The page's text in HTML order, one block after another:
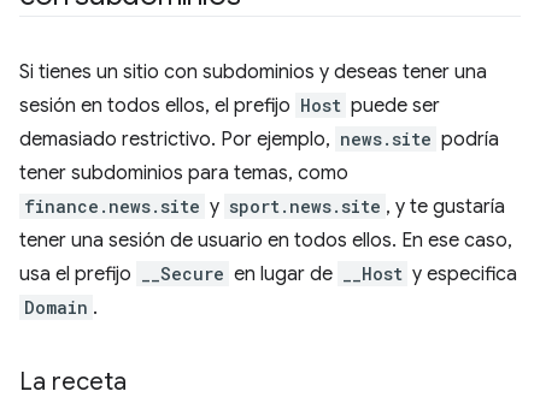
Si tienes un sitio con subdominios y deseas tener una
sesión en todos ellos, el prefijo Host puede ser
demasiado restrictivo. Por ejemplo, news.site podría
tener subdominios para temas, como
finance.news.site y sport.news.site , y te gustaría
tener una sesión de usuario en todos ellos. En ese caso,
usa el prefijo
__Secure en lugar de __Host y especifica
Domain .
La receta